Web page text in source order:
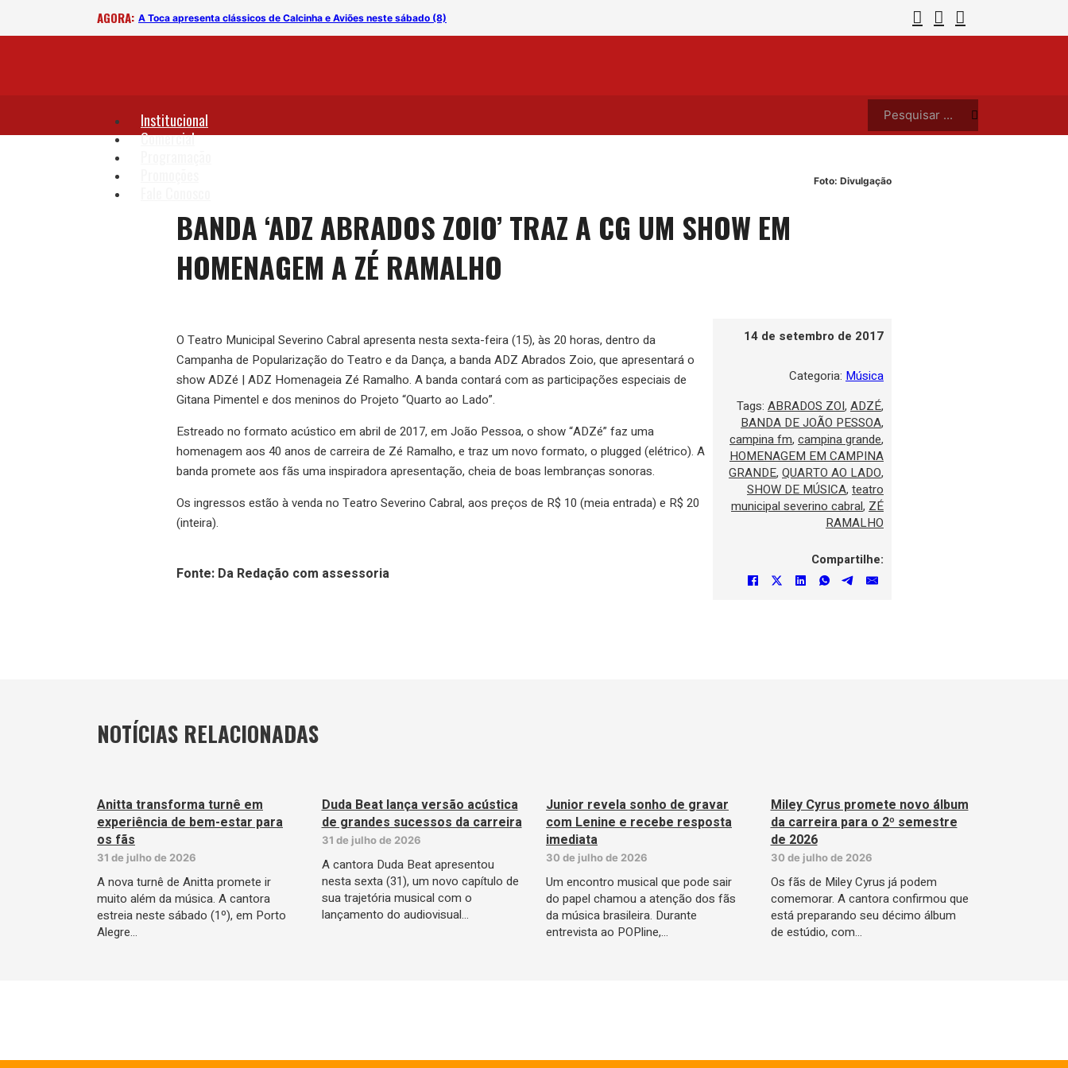
AGORA: A Toca apresenta clássicos de Calcinha e Aviões neste sábado (8)
Institucional
Comercial
Pesquisar ...
Foto: Divulgação
BANDA ‘ADZ ABRADOS ZOIO’ TRAZ A CG UM SHOW EM
HOMENAGEM A ZÉ RAMALHO
O Teatro Municipal Severino Cabral apresenta nesta sexta-feira (15), às 20 horas, dentro da
Campanha de Popularização do Teatro e da Dança, a banda ADZ Abrados Zoio, que apresentará o
show ADZé | ADZ Homenageia Zé Ramalho. A banda contará com as participações especiais de
Gitana Pimentel e dos meninos do Projeto “Quarto ao Lado”.
Estreado no formato acústico em abril de 2017, em João Pessoa, o show “ADZé” faz uma
homenagem aos 40 anos de carreira de Zé Ramalho, e traz um novo formato, o plugged (elétrico). A
banda promete aos fãs uma inspiradora apresentação, cheia de boas lembranças sonoras.
Os ingressos estão à venda no Teatro Severino Cabral, aos preços de R$ 10 (meia entrada) e R$ 20
(inteira).
Fonte: Da Redação com assessoria
14 de setembro de 2017
Categoria: Música
Tags: ABRADOS ZOI, ADZÉ,
BANDA DE JOÃO PESSOA,
campina fm, campina grande,
HOMENAGEM EM CAMPINA
GRANDE, QUARTO AO LADO,
SHOW DE MÚSICA, teatro
municipal severino cabral, ZÉ
RAMALHO
Compartilhe:
NOTÍCIAS RELACIONADAS
Anitta transforma turnê em
experiência de bem-estar para
os fãs
31 de julho de 2026
A nova turnê de Anitta promete ir
muito além da música. A cantora
estreia neste sábado (1º), em Porto
Alegre…
Duda Beat lança versão acústica
de grandes sucessos da carreira
31 de julho de 2026
A cantora Duda Beat apresentou
nesta sexta (31), um novo capítulo de
sua trajetória musical com o
lançamento do audiovisual…
Junior revela sonho de gravar
com Lenine e recebe resposta
imediata
30 de julho de 2026
Um encontro musical que pode sair
do papel chamou a atenção dos fãs
da música brasileira. Durante
entrevista ao POPline,…
Miley Cyrus promete novo álbum
da carreira para o 2º semestre
de 2026
30 de julho de 2026
Os fãs de Miley Cyrus já podem
comemorar. A cantora confirmou que
está preparando seu décimo álbum
de estúdio, com…